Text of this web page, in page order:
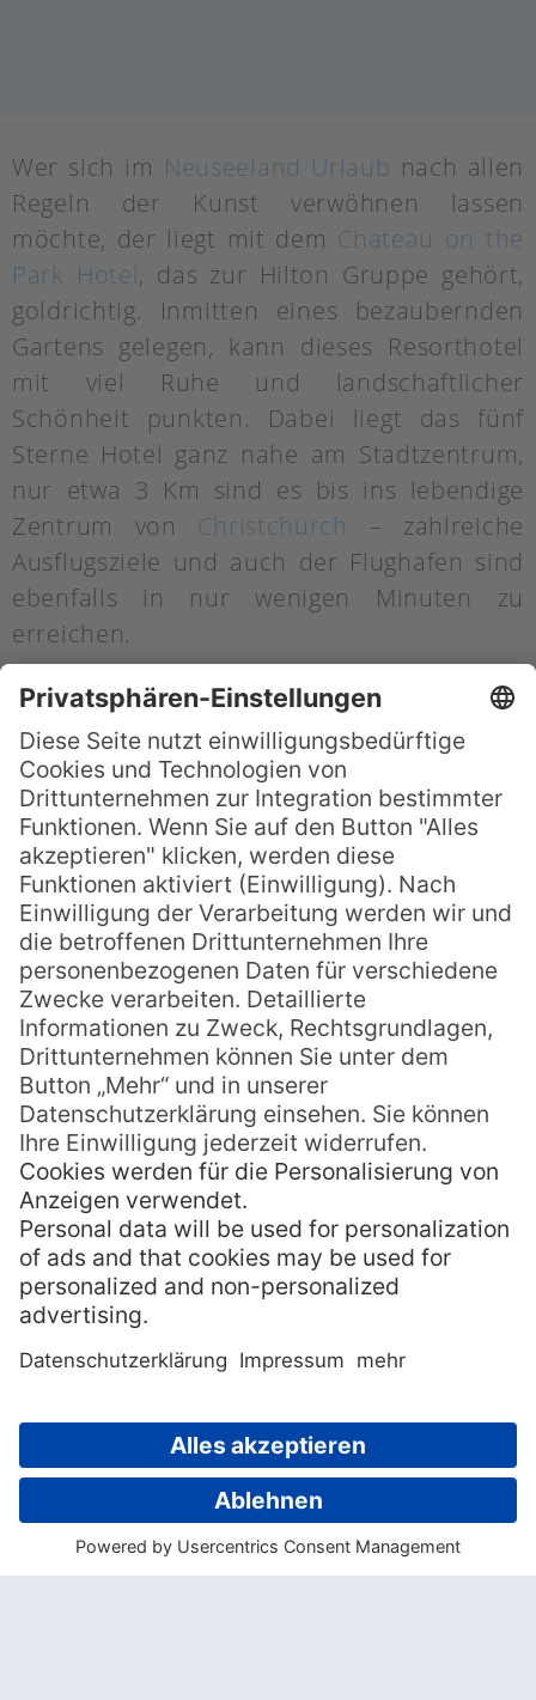
Wer sich im Neuseeland Urlaub nach allen
Regeln der Kunst verwöhnen lassen
möchte, der liegt mit dem Chateau on the
Park Hotel, das zur Hilton Gruppe gehört,
goldrichtig. Inmitten eines bezaubernden
Gartens gelegen, kann dieses Resorthotel
mit viel Ruhe und landschaftlicher
Schönheit punkten. Dabei liegt das fünf
Sterne Hotel ganz nahe am Stadtzentrum,
nur etwa 3 Km sind es bis ins lebendige
Zentrum von Christchurch
– zahlreiche
Ausflugsziele und auch der Flughafen sind
ebenfalls in nur wenigen Minuten zu
erreichen.
Und gerade weil es in und um Christchurch
viel zu sehen und zu erleben gibt, tut es gut,
am Ende des Tages zur Ruhe zu kommen
und sich ein leckeres Essen zu gönnen. Das
Chateau on the Park Hotel bietet dafür
allerlei kulinarische Höhepunkte der
internationalen Küche, sowie eine gut
ausgestattete Bar. Bei Frühstück, Mittag-
und Abendessen sowie beim
Nachmittagstee werden die Gäste nach
allen Regeln der Kunst verwöhnt. Mit einem
beheizten Außenpool und einem modern
ausgestatteten Fitness Center lässt das
Hotel auch in puncto Wellness nichts zu
Wünschen übrig.